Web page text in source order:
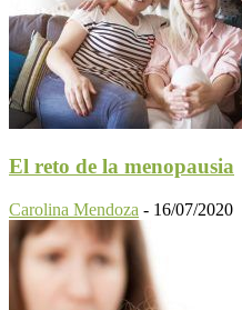
El reto de la menopausia
Carolina Mendoza - 16/07/2020